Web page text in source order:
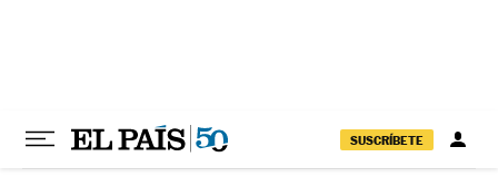
SUSCRÍBETE